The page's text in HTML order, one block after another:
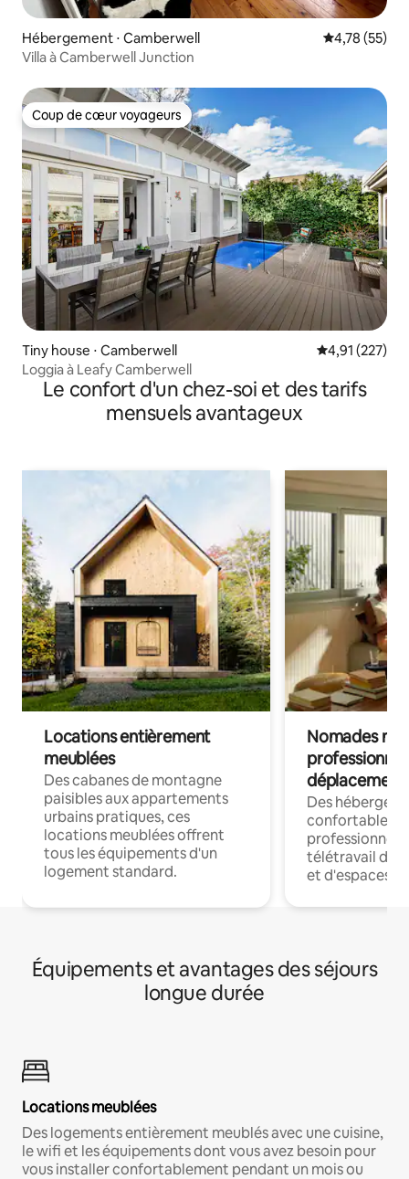
Hébergement ⋅ Camberwell Évaluation
4,78 (55)
Villa à Camberwell Junction
Coup de cœur voyageurs
Coup de cœur voyageurs
Tiny house ⋅ Camberwell Évaluation
4,91 (227)
Loggia à Leafy Camberwell
Le confort d'un chez-soi et des tarifs
mensuels avantageux
Locations entièrement
meublées
Des cabanes de montagne
paisibles aux appartements
urbains pratiques, ces
locations meublées offrent
tous les équipements d'un
logement standard.
Nomades
déplacement
Des
confortables
professionnels
télétravail
et d'espaces
Équipements et avantages des séjours
longue durée
Locations meublées
Des logements entièrement meublés avec une cuisine,
le wifi et les équipements dont vous avez besoin pour
vous installer confortablement pendant un mois ou